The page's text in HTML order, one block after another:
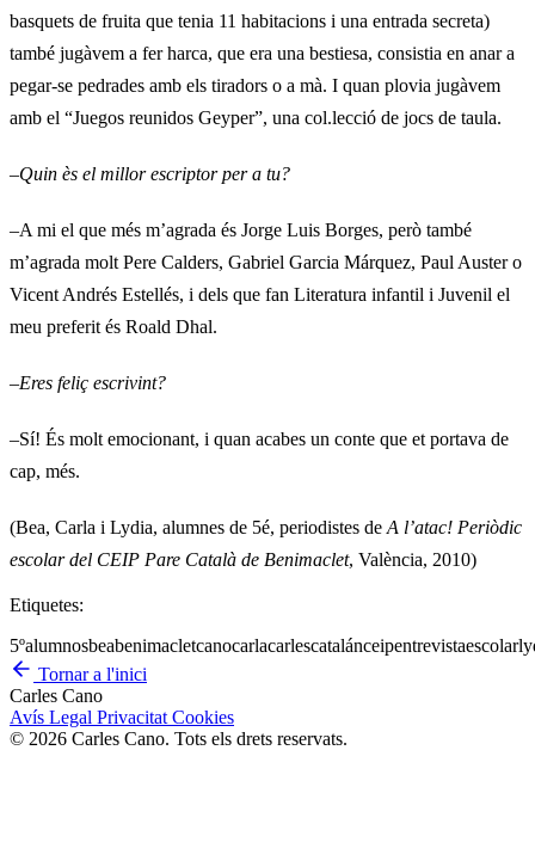
basquets de fruita que tenia 11 habitacions i una entrada secreta)
també jugàvem a fer harca, que era una bestiesa, consistia en anar a
pegar-se pedrades amb els tiradors o a mà. I quan plovia jugàvem
amb el “Juegos reunidos Geyper”, una col.lecció de jocs de taula.
–Quin ès el millor escriptor per a tu?
–A mi el que més m’agrada és Jorge Luis Borges, però també
m’agrada molt Pere Calders, Gabriel Garcia Márquez, Paul Auster o
Vicent Andrés Estellés, i dels que fan Literatura infantil i Juvenil el
meu preferit és Roald Dhal.
–Eres feliç escrivint?
–Sí! És molt emocionant, i quan acabes un conte que et portava de
cap, més.
(Bea, Carla i Lydia, alumnes de 5é, periodistes de A l’atac! Periòdic
escolar del CEIP Pare Català de Benimaclet, València, 2010)
Etiquetes:
5ºalumnosbeabenimacletcanocarlacarlescatalánceipentrevistaescolar
Tornar a l'inici
Carles Cano
Avís Legal Privacitat Cookies
© 2026 Carles Cano. Tots els drets reservats.